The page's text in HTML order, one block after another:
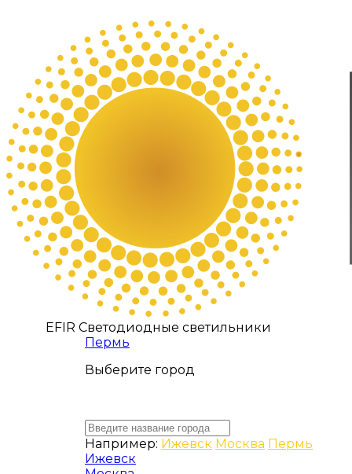
EFIR Светодиодные светильники
Пермь
Выберите город
Например: Ижевск Москва Пермь
Ижевск